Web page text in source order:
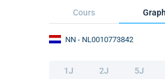
Cours
NN - NL0010773842
1J 2J 5J